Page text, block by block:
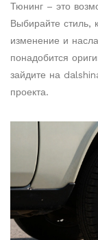
Тюнинг – это
Выбирайте стиль,
изменение и
понадобится
зайдите на
проекта.